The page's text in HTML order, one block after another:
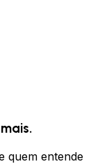
mais.
quem entende